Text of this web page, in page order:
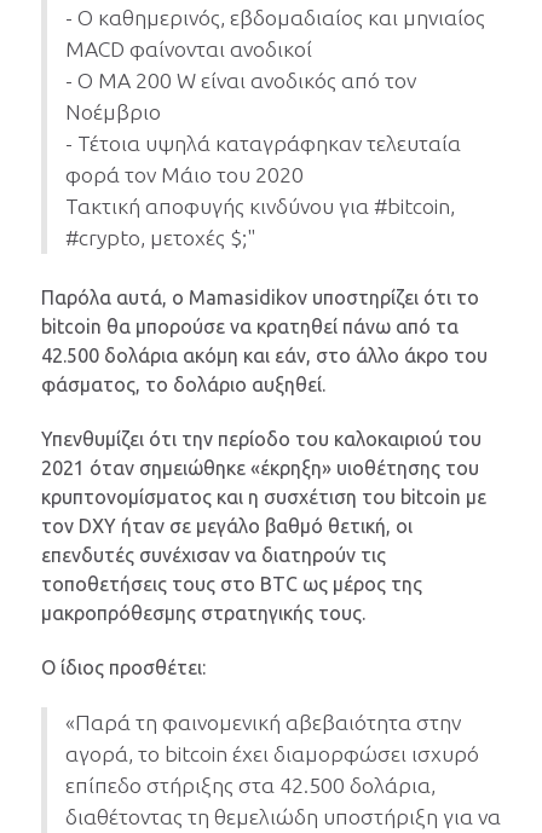
- Ο καθημερινός, εβδομαδιαίος και μηνιαίος
MACD φαίνονται ανοδικοί
- O MA 200 W είναι ανοδικός από τον
Νοέμβριο
- Τέτοια υψηλά καταγράφηκαν τελευταία
φορά τον Μάιο του 2020
Τακτική αποφυγής κινδύνου για #bitcoin,
#crypto, μετοχές $;"
Παρόλα αυτά, ο Mamasidikov υποστηρίζει ότι το
bitcoin θα μπορούσε να κρατηθεί πάνω από τα
42.500 δολάρια ακόμη και εάν, στο άλλο άκρο του
φάσματος, το δολάριο αυξηθεί.
Υπενθυμίζει ότι την περίοδο του καλοκαιριού του
2021 όταν σημειώθηκε «έκρηξη» υιοθέτησης του
κρυπτονομίσματος και η συσχέτιση του bitcoin με
τον DXY ήταν σε μεγάλο βαθμό θετική, οι
επενδυτές συνέχισαν να διατηρούν τις
τοποθετήσεις τους στο BTC ως μέρος της
μακροπρόθεσμης στρατηγικής τους.
Ο ίδιος προσθέτει:
«Παρά τη φαινομενική αβεβαιότητα στην
αγορά, το bitcoin έχει διαμορφώσει ισχυρό
επίπεδο στήριξης στα 42.500 δολάρια,
διαθέτοντας τη θεμελιώδη υποστήριξη για να